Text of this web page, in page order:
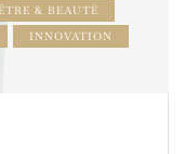
& BEAUTÉ
INNOVATION